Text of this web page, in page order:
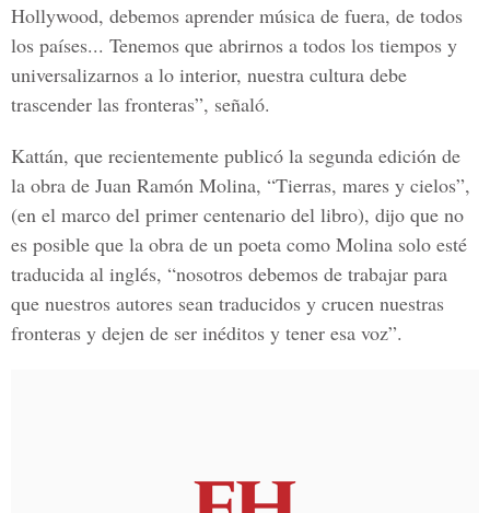
Hollywood, debemos aprender música de fuera, de todos
los países... Tenemos que abrirnos a todos los tiempos y
universalizarnos a lo interior, nuestra cultura debe
trascender las fronteras”, señaló.
Kattán, que recientemente publicó la segunda edición de
la obra de Juan Ramón Molina, “Tierras, mares y cielos”,
(en el marco del primer centenario del libro), dijo que no
es posible que la obra de un poeta como Molina solo esté
traducida al inglés, “nosotros debemos de trabajar para
que nuestros autores sean traducidos y crucen nuestras
fronteras y dejen de ser inéditos y tener esa voz”.